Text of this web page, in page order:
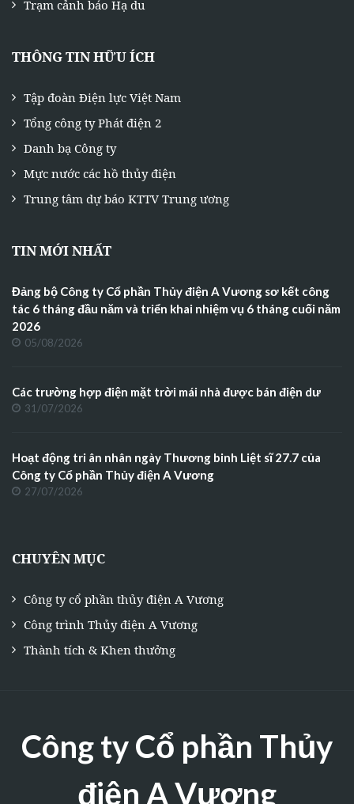
Trạm cảnh báo Hạ du
THÔNG TIN HỮU ÍCH
Tập đoàn Điện lực Việt Nam
Tổng công ty Phát điện 2
Danh bạ Công ty
Mực nước các hồ thủy điện
Trung tâm dự báo KTTV Trung ương
TIN MỚI NHẤT
Đảng bộ Công ty Cổ phần Thủy điện A Vương sơ kết công
tác 6 tháng đầu năm và triển khai nhiệm vụ 6 tháng cuối năm
2026
05/08/2026
Các trường hợp điện mặt trời mái nhà được bán điện dư
31/07/2026
Hoạt động tri ân nhân ngày Thương binh Liệt sĩ 27.7 của
Công ty Cổ phần Thủy điện A Vương
27/07/2026
CHUYÊN MỤC
Công ty cổ phần thủy điện A Vương
Công trình Thủy điện A Vương
Thành tích & Khen thưởng
Công ty Cổ phần Thủy
điện A Vương